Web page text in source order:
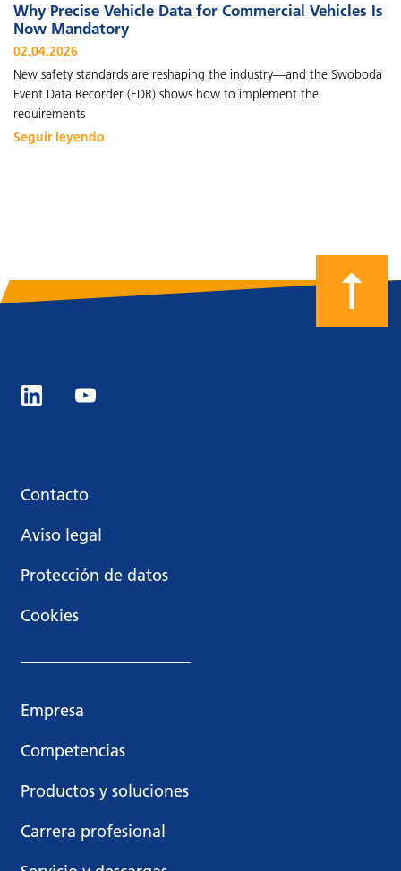
Why Precise Vehicle Data for Commercial Vehicles Is
Now Mandatory
02.04.2026
New safety standards are reshaping the industry—and the Swoboda
Event Data Recorder (EDR) shows how to implement the
requirements
Seguir leyendo
Contacto
Aviso legal
Protección de datos
Cookies
Empresa
Competencias
Productos y soluciones
Carrera profesional